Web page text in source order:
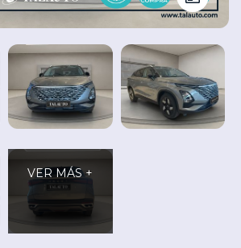
Seminuevos
y
Ocasión
Cita
Taller
VER MÁS +